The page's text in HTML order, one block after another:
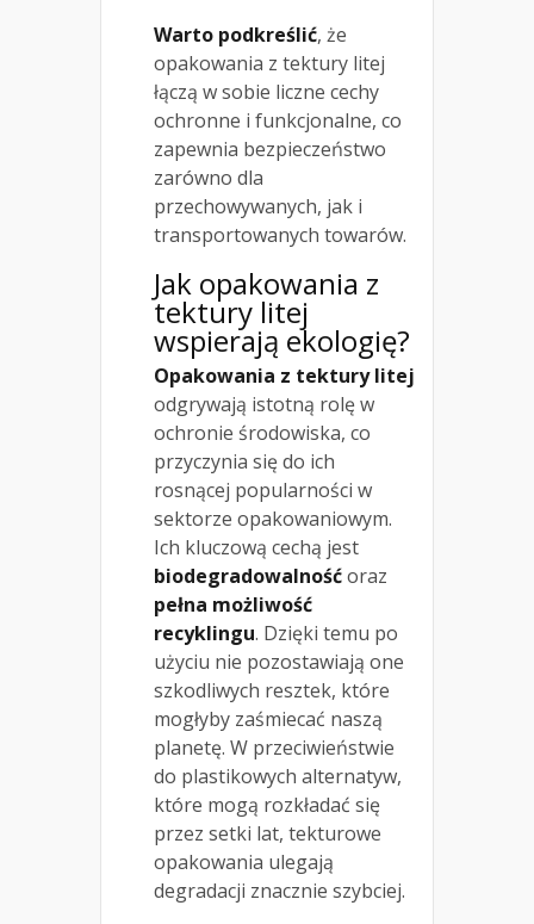
Warto podkreślić, że
opakowania z tektury litej
łączą w sobie liczne cechy
ochronne i funkcjonalne, co
zapewnia bezpieczeństwo
zarówno dla
przechowywanych, jak i
transportowanych towarów.
Jak opakowania z
tektury litej
wspierają ekologię?
Opakowania z tektury litej
odgrywają istotną rolę w
ochronie środowiska, co
przyczynia się do ich
rosnącej popularności w
sektorze opakowaniowym.
Ich kluczową cechą jest
biodegradowalnośćoraz
pełna możliwość
recyklingu. Dzięki temu po
użyciu nie pozostawiają one
szkodliwych resztek, które
mogłyby zaśmiecać naszą
planetę. W przeciwieństwie
do plastikowych alternatyw,
które mogą rozkładać się
przez setki lat, tekturowe
opakowania ulegają
degradacji znacznie szybciej.